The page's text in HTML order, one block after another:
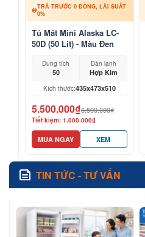
TRẢ TRƯỚC 0 ĐỒNG, LÃI SUẤT
0%
Tủ Mát Mini Alaska LC-
50D (50 Lít) - Màu Đen
Dung tích
50
Dàn lạnh
Hợp Kim
Kích thước:435x473x510
5.500.000₫6.500.000₫
Tiết kiệm: 1.000.000₫
MUA NGAY XEM
TIN TỨC - TƯ VẤN